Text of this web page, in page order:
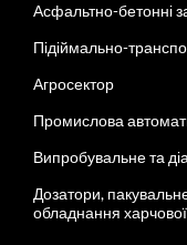
Асфальтно-бетонні
Підіймально-
Агросектор
Промислова
Випробувальне та
Дозатори,
обладнання